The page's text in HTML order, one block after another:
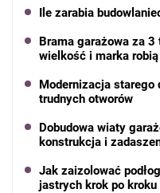
Ile zarabia
Brama garażowa za 3
wielkość i marka
Modernizacja starego
trudnych otworów
Dobudowa wiaty
konstrukcja i
Jak zaizolować
jastrych krok po kroku